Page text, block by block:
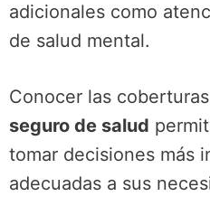
adicionales como
de salud mental.
Conocer las
seguro de salud
tomar decisiones más
adecuadas a sus